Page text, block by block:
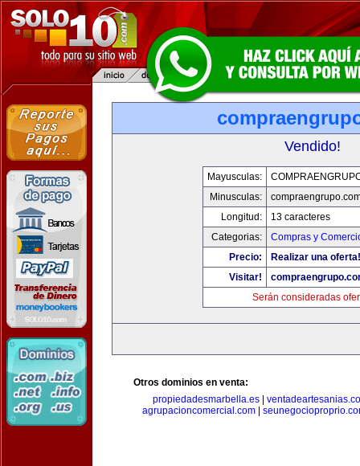
Vendido!
Mayusculas:
Minusculas:
Longitud:
13 caracteres
Categorias:
Compras y
Precio:
Realizar una oferta!
Visitar!
Serán consideradas
Otros dominios en venta:
propiedadesmarbella.es|
agrupacioncomercial.com